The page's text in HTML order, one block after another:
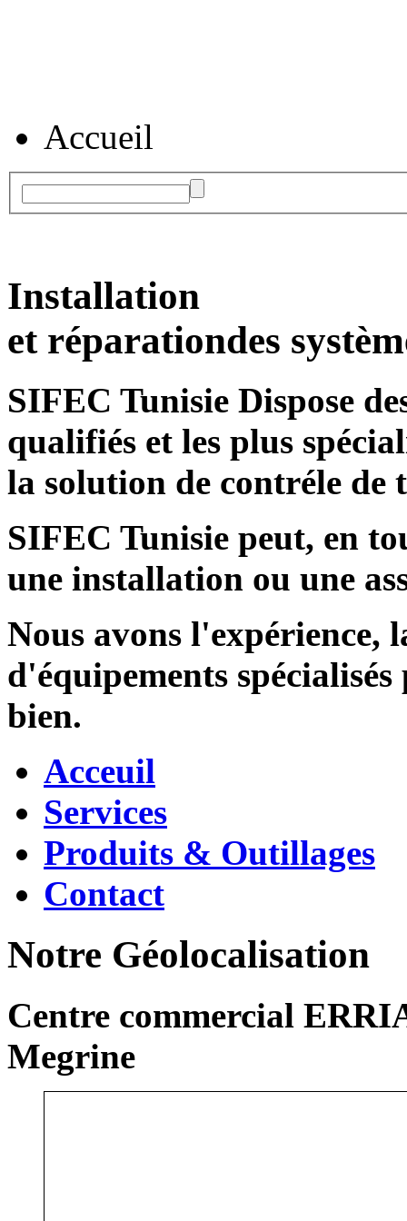
Accueil
Installation
et réparationdes
SIFEC Tunisie Dispose
qualifiés et les plus
la solution de contréle de
SIFEC Tunisie peut, en
une installation ou une
Nous avons l'expérience,
d'équipements
bien.
Acceuil
Services
Produits & Outillages
Contact
Notre Géolocalisation
Centre commercial
Megrine